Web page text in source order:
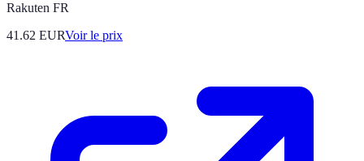
Rakuten FR
41.62 EURVoir le prix